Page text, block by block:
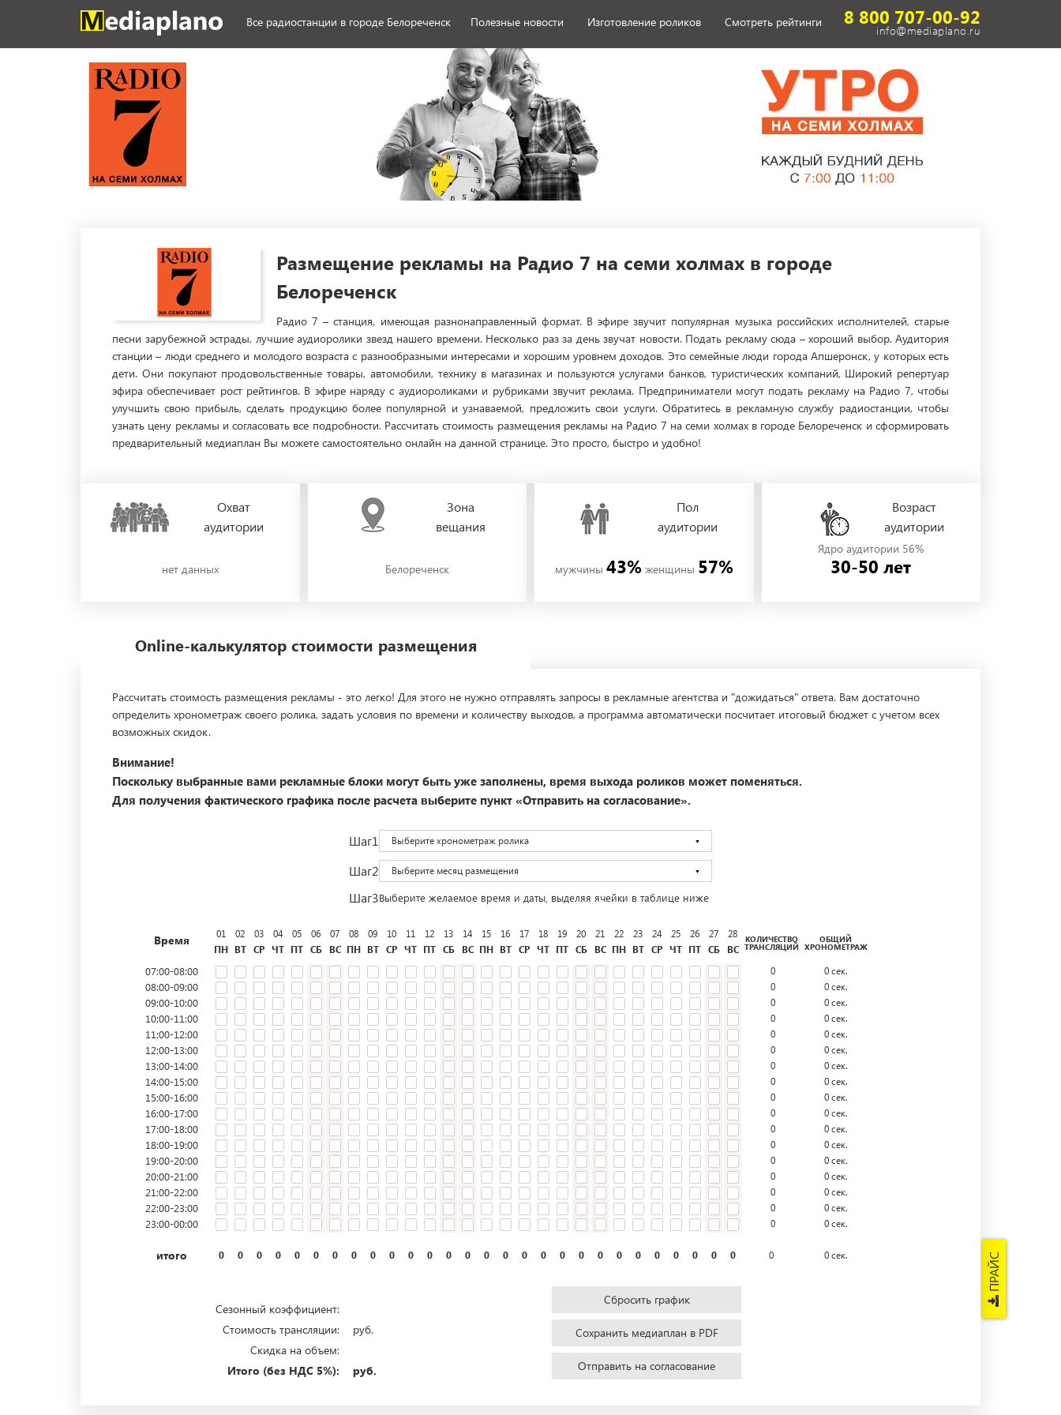
Все радиостанции в городе Белореченск Полезные новости Изготовление роликов Смотреть рейтинги 8 800 707-00-92
info@mediaplano.ru
Размещение рекламы на Радио 7 на семи холмах в городе
Белореченск
Радио 7 – станция, имеющая разнонаправленный формат. В эфире звучит популярная музыка российских исполнителей, старые
песни зарубежной эстрады, лучшие аудиоролики звезд нашего времени. Несколько раз за день звучат новости. Подать рекламу сюда – хороший выбор. Аудитория
станции – люди среднего и молодого возраста с разнообразными интересами и хорошим уровнем доходов. Это семейные люди города Апшеронск, у которых есть
дети. Они покупают продовольственные товары, автомобили, технику в магазинах и пользуются услугами банков, туристических компаний, Широкий репертуар
эфира обеспечивает рост рейтингов. В эфире наряду с аудиороликами и рубриками звучит реклама. Предприниматели могут подать рекламу на Радио 7, чтобы
улучшить свою прибыль, сделать продукцию более популярной и узнаваемой, предложить свои услуги. Обратитесь в рекламную службу радиостанции, чтобы
узнать цену рекламы и согласовать все подробности. Рассчитать стоимость размещения рекламы на Радио 7 на семи холмах в городе Белореченск и сформировать
предварительный медиаплан Вы можете самостоятельно онлайн на данной странице. Это просто, быстро и удобно!
Охват
аудитории
нет данных
Зона
вещания
Белореченск
Пол
аудитории
мужчины 43% женщины 57%
Возраст
аудитории
Ядро аудитории 56%
30-50 лет
ПРАЙС
Online-калькулятор стоимости размещения
Рассчитать стоимость размещения рекламы - это легко! Для этого не нужно отправлять запросы в рекламные агентства и "дожидаться" ответа. Вам достаточно
определить хронометраж своего ролика, задать условия по времени и количеству выходов, а программа автоматически посчитает итоговый бюджет с учетом всех
возможных скидок.
Внимание!
Поскольку выбранные вами рекламные блоки могут быть уже заполнены, время выхода роликов может поменяться.
Для получения фактического графика после расчета выберите пункт «Отправить на согласование».
Шаг1 Выберите хронометраж ролика
Шаг2 Выберите месяц размещения
Шаг3Выберите желаемое время и даты, выделяя ячейки в таблице ниже
Время
01
ПН
02
ВТ
03
СР
04
ЧТ
05
ПТ
06
СБ
07
ВС
08
ПН
09
ВТ
10
СР
11
ЧТ
12
ПТ
13
СБ
14
ВС
15
ПН
16
ВТ
17
СР
18
ЧТ
19
ПТ
20
СБ
21
ВС
22
ПН
23
ВТ
24
СР
25
ЧТ
26
ПТ
27
СБ
28
ВС
КОЛИЧЕСТВО
ТРАНСЛЯЦИЙ
ОБЩИЙ
ХРОНОМЕТРАЖ
07:00-08:00 0 0сек.
08:00-09:00 0 0сек.
09:00-10:00 0 0сек.
10:00-11:00 0 0сек.
11:00-12:00 0 0сек.
12:00-13:00 0 0сек.
13:00-14:00 0 0сек.
14:00-15:00 0 0сек.
15:00-16:00 0 0сек.
16:00-17:00 0 0сек.
17:00-18:00 0 0сек.
18:00-19:00 0 0сек.
19:00-20:00 0 0сек.
20:00-21:00 0 0сек.
21:00-22:00 0 0сек.
22:00-23:00 0 0сек.
23:00-00:00 0 0сек.
итого 0 0 0 0 0 0 0 0 0 0 0 0 0 0 0 0 0 0 0 0 0 0 0 0 0 0 0 0 0 0сек.
Сезонный коэффициент:
Стоимость трансляции:
руб.
Скидка на объем:
Итого (без НДС 5%):
руб.
Сбросить график
Сохранить медиаплан в PDF
Отправить на согласование